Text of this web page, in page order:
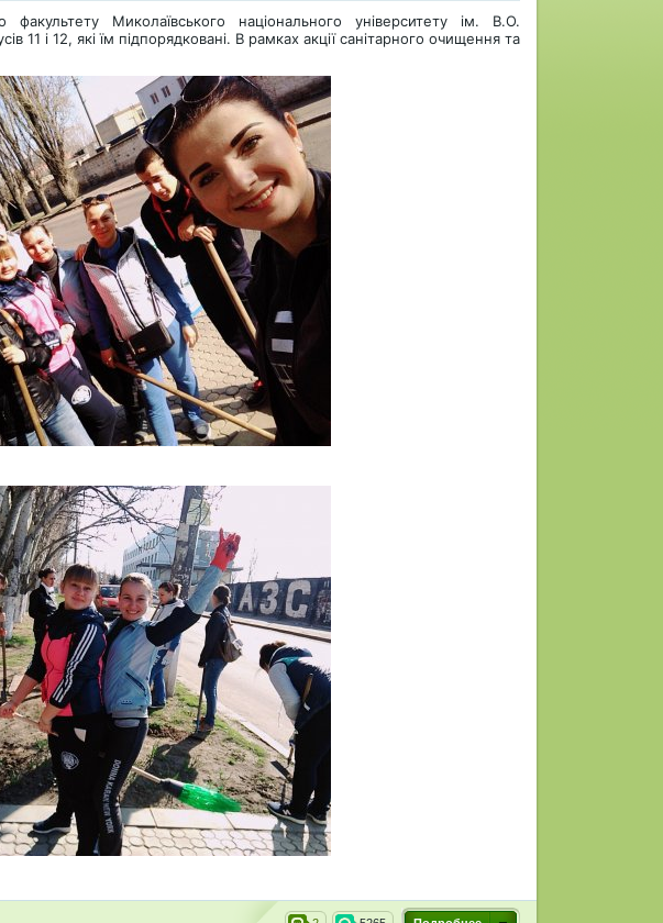
Миколаївського національного університету ім. В.О.
11 і 12, які їм підпорядковані. В рамках акції санітарного очищення та